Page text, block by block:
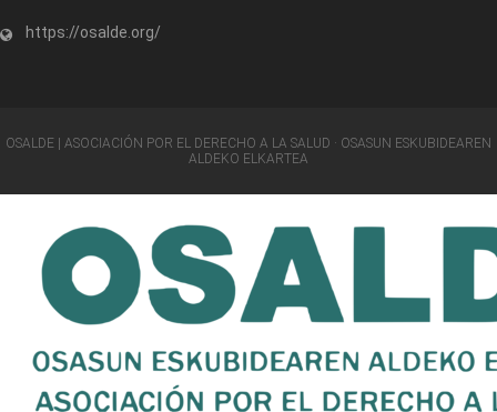
https://osalde.org/
OSALDE | ASOCIACIÓN POR EL DERECHO A LA SALUD · OSASUN ESKUBIDEAREN
ALDEKO ELKARTEA